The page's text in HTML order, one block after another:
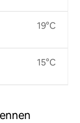
19°C
15°C